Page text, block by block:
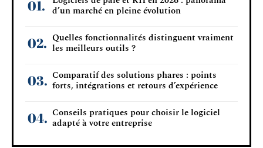
d’un marché en pleine évolution
Quelles fonctionnalités distinguent vraiment
les meilleurs outils ?
Comparatif des solutions phares : points
forts, intégrations et retours d’expérience
Conseils pratiques pour choisir le logiciel
adapté à votre entreprise